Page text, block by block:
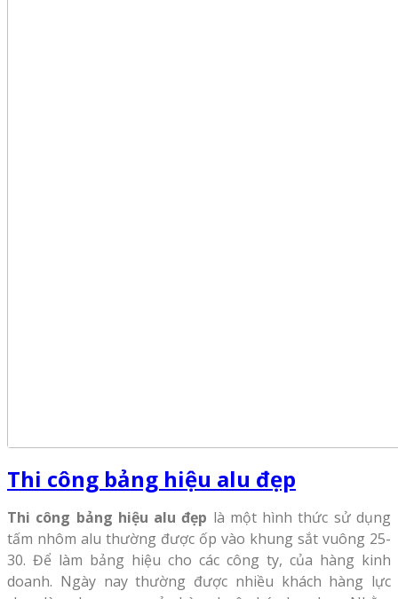
Thi công bảng hiệu alu đẹp
Thi công bảng hiệu alu đẹp là một hình thức sử dụng
tấm nhôm alu thường được ốp vào khung sắt vuông 25-
30. Để làm bảng hiệu cho các công ty, của hàng kinh
doanh. Ngày nay thường được nhiều khách hàng lực